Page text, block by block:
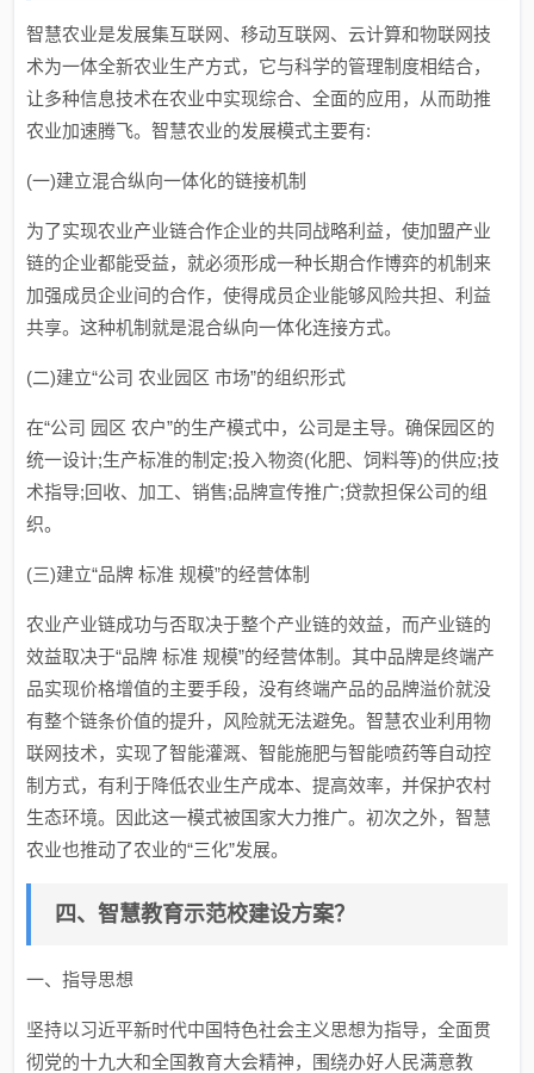
智慧农业是发展集互联网、移动互联网、云计算和物联网技
术为一体全新农业生产方式，它与科学的管理制度相结合，
让多种信息技术在农业中实现综合、全面的应用，从而助推
农业加速腾飞。智慧农业的发展模式主要有:
(一)建立混合纵向一体化的链接机制
为了实现农业产业链合作企业的共同战略利益，使加盟产业
链的企业都能受益，就必须形成一种长期合作博弈的机制来
加强成员企业间的合作，使得成员企业能够风险共担、利益
共享。这种机制就是混合纵向一体化连接方式。
(二)建立“公司 农业园区 市场”的组织形式
在“公司 园区 农户”的生产模式中，公司是主导。确保园区的
统一设计;生产标准的制定;投入物资(化肥、饲料等)的供应;技
术指导;回收、加工、销售;品牌宣传推广;贷款担保公司的组
织。
(三)建立“品牌 标准 规模”的经营体制
农业产业链成功与否取决于整个产业链的效益，而产业链的
效益取决于“品牌 标准 规模”的经营体制。其中品牌是终端产
品实现价格增值的主要手段，没有终端产品的品牌溢价就没
有整个链条价值的提升，风险就无法避免。智慧农业利用物
联网技术，实现了智能灌溉、智能施肥与智能喷药等自动控
制方式，有利于降低农业生产成本、提高效率，并保护农村
生态环境。因此这一模式被国家大力推广。初次之外，智慧
农业也推动了农业的“三化”发展。
四、智慧教育示范校建设方案？
一、指导思想
坚持以习近平新时代中国特色社会主义思想为指导，全面贯
彻党的十九大和全国教育大会精神，围绕办好人民满意教